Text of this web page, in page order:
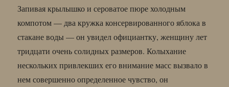
Запивая крылышко и сероватое пюре холодным
компотом — два кружка консервированного яблока в
стакане воды — он увидел официантку, женщину лет
тридцати очень солидных размеров. Колыхание
нескольких привлекших его внимание масс вызвало в
нем совершенно определенное чувство, он